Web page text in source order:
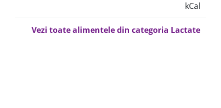
kCal
Vezi toate alimentele din categoria Lactate